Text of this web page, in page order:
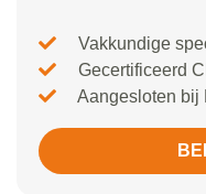
Vakkundige
Gecertificeerd
Aangesloten bij